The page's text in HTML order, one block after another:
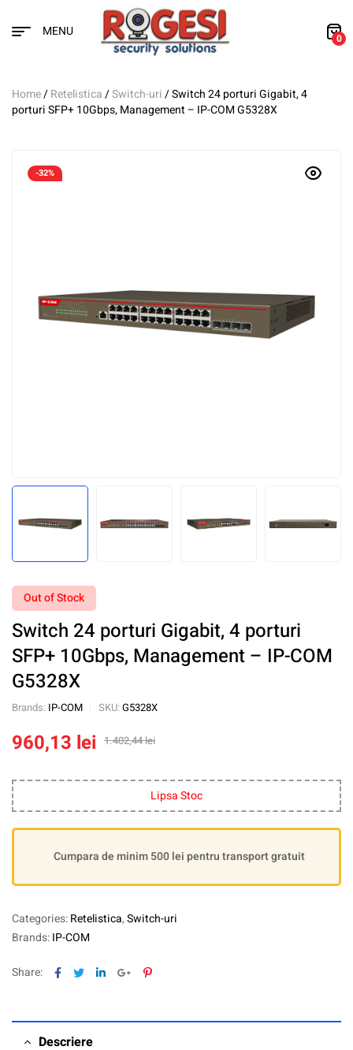
MENU 0
Home/Retelistica/Switch-uri/ Switch 24 porturi Gigabit, 4
porturi SFP+ 10Gbps, Management – IP-COM G5328X
-32%
Out of Stock
Switch 24 porturi Gigabit, 4 porturi
SFP+ 10Gbps, Management – IP-COM
G5328X
Brands: IP-COM SKU: G5328X
1.402,44lei
960,13 lei
Lipsa Stoc
Cumpara de minim 500 lei pentru transport gratuit
Categories:Retelistica,Switch-uri
Brands:IP-COM
Share: Facebook
TwitterLinkedinGoogle+Pinterest
Descriere